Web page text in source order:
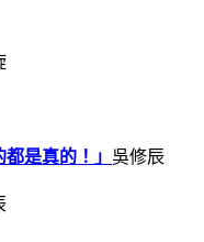
是真的！」 吳修辰